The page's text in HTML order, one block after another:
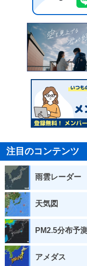
注目のコンテンツ
雨雲レーダー
天気図
PM2.5分布予測
アメダス